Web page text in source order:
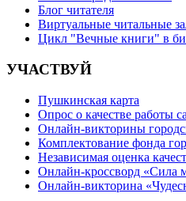
Блог читателя
Виртуальные читальные
Цикл "Вечные книги" в
УЧАСТВУЙ
Пушкинская карта
Опрос о качестве работы
Онлайн-викторины
Комплектование фонда
Независимая оценка
Онлайн-кроссворд «Сила
Онлайн-викторина